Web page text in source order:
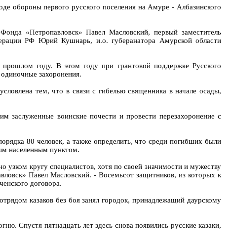
обороны первого русского поселения на Амуре - Албазинского
«Петропавловск» Павел Масловский, первый заместитель
РФ Юрий Кушнарь, и.о. губеранатора Амурской области
прошлом году. В этом году при грантовой поддержке Русского
захоронения.
тем, что в связи с гибелью священника в начале осады,
заслуженные воинские почести и провести перезахоронение с
80 человек, а также определить, что среди погибших были
населенным пунктом.
узком кругу специалистов, хотя по своей значимости и мужеству
Павел Масловский. - Восемьсот защитников, из которых к
договора.
казаков без боя занял городок, принадлежащий даурскому
Спустя пятнадцать лет здесь снова появились русские казаки,